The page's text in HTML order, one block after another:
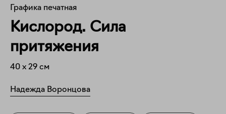
Графика печатная
Кислород. Сила
притяжения
40 x 29 см
Надежда Воронцова